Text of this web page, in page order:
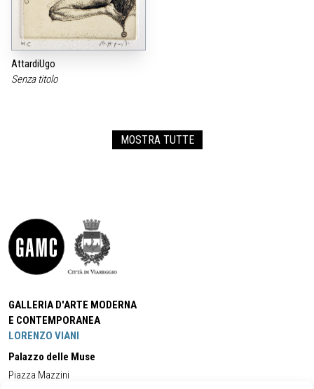
AttardiUgo
Senza titolo
MOSTRA TUTTE
GALLERIA D'ARTE MODERNA
E CONTEMPORANEA
LORENZO VIANI
Palazzo delle Muse
Piazza Mazzini